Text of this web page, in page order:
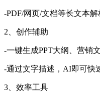
-PDF/网页/文档等长文本
2、创作辅助
-一键生成PPT大纲、营销
-通过文字描述，AI即可快
3、效率工具